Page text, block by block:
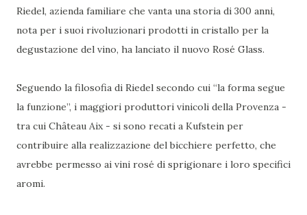
Riedel, azienda familiare che vanta una storia di 300 anni,
nota per i suoi rivoluzionari prodotti in cristallo per la
degustazione del vino, ha lanciato il nuovo Rosé Glass.
Seguendo la filosofia di Riedel secondo cui “la forma segue
la funzione”, i maggiori produttori vinicoli della Provenza -
tra cui Château Aix - si sono recati a Kufstein per
contribuire alla realizzazione del bicchiere perfetto, che
avrebbe permesso ai vini rosé di sprigionare i loro specifici
aromi.